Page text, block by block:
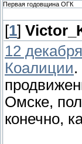
Первая годовщина ОГК
[1]
12
Коалиции.
Омске,
конечно,